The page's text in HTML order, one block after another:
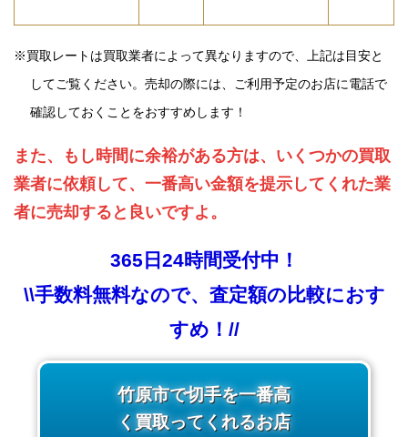
※買取レートは買取業者によって異なりますので、上記は目安と
してご覧ください。売却の際には、ご利用予定のお店に電話で
確認しておくことをおすすめします！
また、もし時間に余裕がある方は、いくつかの買取
業者に依頼して、一番高い金額を提示してくれた業
者に売却すると良いですよ。
365日24時間受付中！
\\手数料無料なので、査定額の比較におす
すめ！//
竹原市で切手を一番高
く買取ってくれるお店